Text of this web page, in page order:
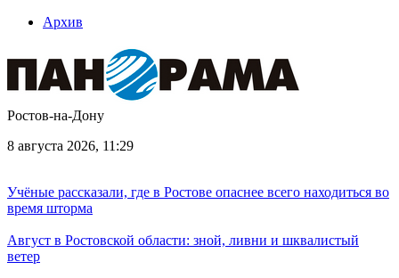
Архив
Ростов-на-Дону
8 августа 2026, 11:29
Учёные рассказали, где в Ростове опаснее всего находиться во
время шторма
Август в Ростовской области: зной, ливни и шквалистый
ветер